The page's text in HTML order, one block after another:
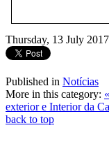
Thursday, 13 July
Published in Notícias
More in this category:
exterior e Interior da
back to top